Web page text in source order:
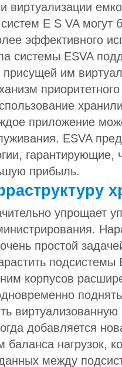
виртуализации
E S VA
эффективного
системы ESVA
присущей им
приложение
ESVA
гарантирующие,
прибыль.
упрощает
простой
корпусов
добавляется
баланса нагрузок,
между